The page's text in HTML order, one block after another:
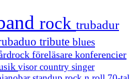
rock trubadur
tribute blues
föreläsare konferencier
visorcountry singer